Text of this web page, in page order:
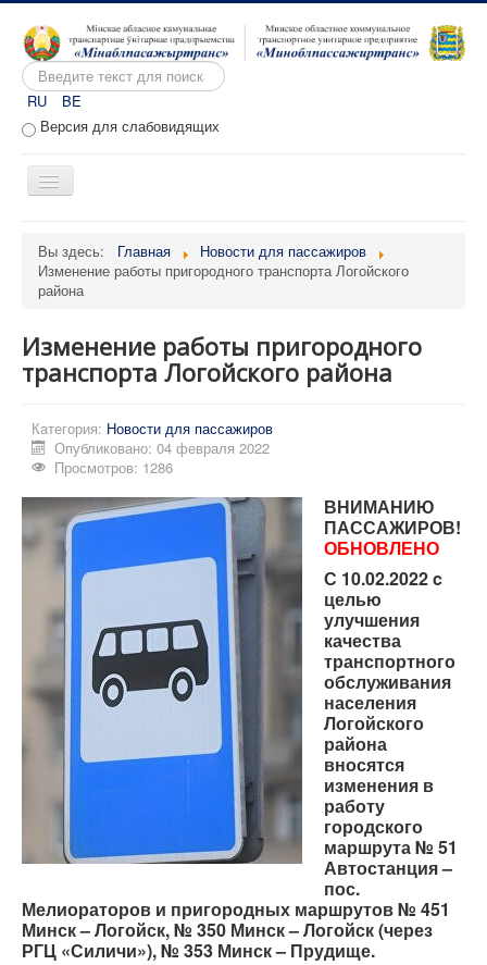
Искать...
RU
BE
Версия для слабовидящих
Включить/
О предприятии
Обращения
Административные процедуры
Расписание движения
Портал перевозчиков
Контрольно-ревизорская служба
Карта сайта
Вы здесь: Главная
Новости для пассажиров
Изменение работы пригородного транспорта Логойского
района
Изменение работы пригородного
транспорта Логойского района
Категория: Новости для пассажиров
Опубликовано: 04 февраля 2022
Просмотров: 1286
ВНИМАНИЮ
ПАССАЖИРОВ!
ОБНОВЛЕНО
С 10.02.2022 c
целью
улучшения
качества
транспортного
обслуживания
населения
Логойского
района
вносятся
изменения в
работу
городского
маршрута № 51
Автостанция –
пос.
Мелиораторов и пригородных маршрутов № 451
Минск – Логойск, № 350 Минск – Логойск (через
РГЦ «Силичи»), № 353 Минск – Прудище.